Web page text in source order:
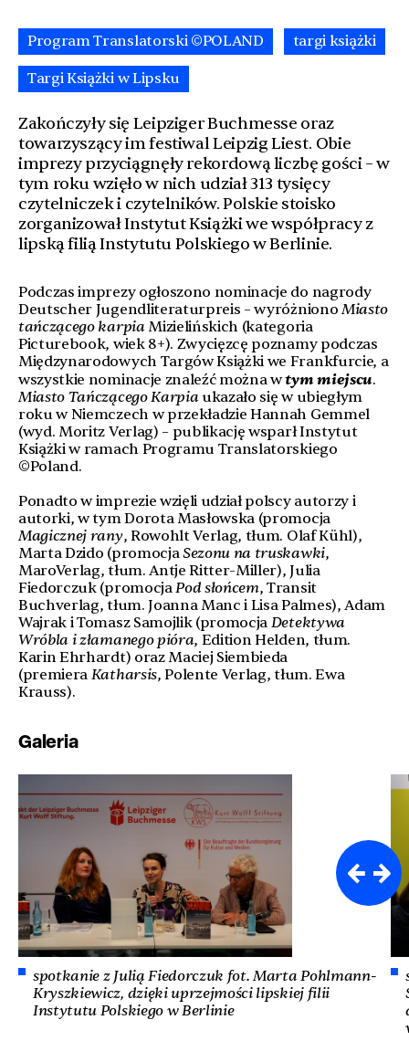
Program Translatorski ©POLAND targi książki
Targi Książki w Lipsku
Zakończyły się Leipziger Buchmesse oraz
towarzyszący im festiwal Leipzig Liest. Obie
imprezy przyciągnęły rekordową liczbę gości – w
tym roku wzięło w nich udział 313 tysięcy
czytelniczek i czytelników. Polskie stoisko
zorganizował Instytut Książki we współpracy z
lipską filią Instytutu Polskiego w Berlinie.
Podczas imprezy ogłoszono nominacje do nagrody
Deutscher Jugendliteraturpreis – wyróżnionoMiasto
tańczącego karpiaMizielińskich (kategoria
Picturebook, wiek 8+). Zwycięzcę poznamy podczas
Międzynarodowych Targów Książki we Frankfurcie, a
wszystkie nominacje znaleźć można wtym miejscu.
Miasto Tańczącego Karpiaukazało się w ubiegłym
roku w Niemczech w przekładzie Hannah Gemmel
(wyd. Moritz Verlag) – publikację wsparł Instytut
Książki w ramach Programu Translatorskiego
©Poland.
Ponadto w imprezie wzięli udział polscy autorzy i
autorki, w tym Dorota Masłowska (promocja
Magicznej rany, Rowohlt Verlag, tłum. Olaf Kühl),
Marta Dzido (promocjaSezonu na truskawki,
MaroVerlag, tłum. Antje Ritter-Miller), Julia
Fiedorczuk (promocjaPod słońcem, Transit
Buchverlag, tłum. Joanna Manc i Lisa Palmes), Adam
Wajrak i Tomasz Samojlik (promocja Detektywa
Wróbla i złamanego pióra, Edition Helden, tłum.
Karin Ehrhardt) oraz Maciej Siembieda
(premiera Katharsis, Polente Verlag, tłum. Ewa
Krauss).
Galeria
spotkanie z Julią Fiedorczuk fot. Marta Pohlmann-
Kryszkiewicz, dzięki uprzejmości lipskiej filii
Instytutu Polskiego w Berlinie